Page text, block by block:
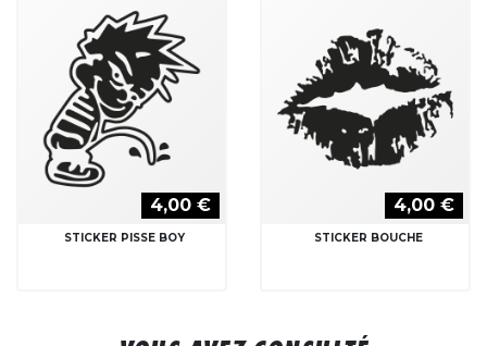
4,00 €
STICKER PISSE BOY
4,00 €
STICKER BOUCHE